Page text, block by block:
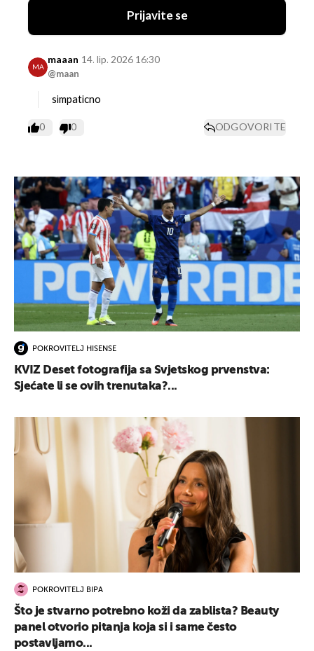
Prijavite se
MA
maaan
@maan
14. lip. 2026 16:30
simpaticno
0 0 ODGOVORITE
POKROVITELJ HISENSE
KVIZ Deset fotografija sa Svjetskog prvenstva:
Sjećate li se ovih trenutaka?...
POKROVITELJ BIPA
Što je stvarno potrebno koži da zablista? Beauty
panel otvorio pitanja koja si i same često
postavljamo...